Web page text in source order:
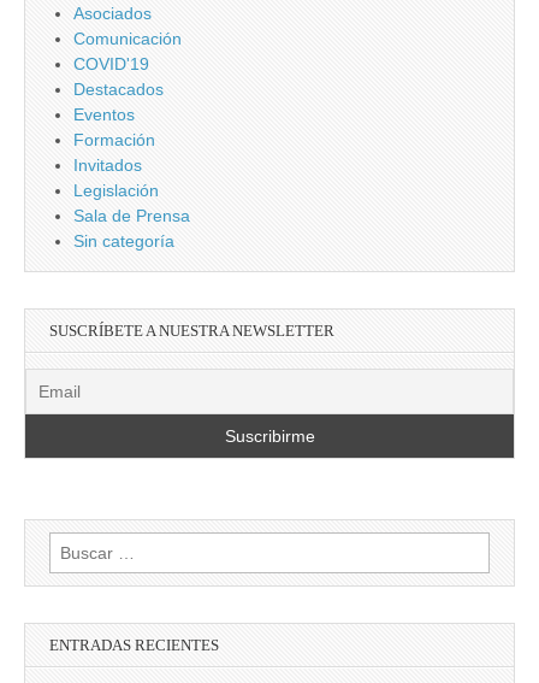
Asociados
Comunicación
COVID'19
Destacados
Eventos
Formación
Invitados
Legislación
Sala de Prensa
Sin categoría
SUSCRÍBETE A NUESTRA NEWSLETTER
Buscar:
ENTRADAS RECIENTES